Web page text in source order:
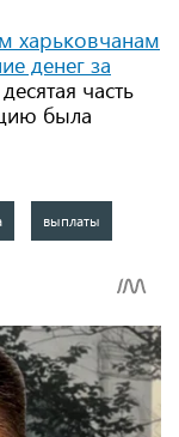
харьковчанам
денег за
часть
была
выплаты